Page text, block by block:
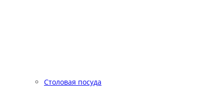
Столовая посуда